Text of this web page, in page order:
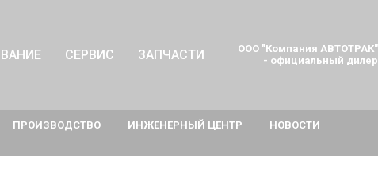
СЕРВИС ЗАПЧАСТИ
ООО "Компания АВТОТРАК"
- официальный дилер
ПРОИЗВОДСТВО ИНЖЕНЕРНЫЙ ЦЕНТР НОВОСТИ